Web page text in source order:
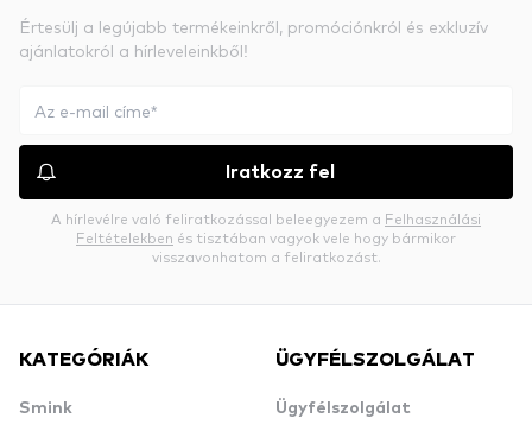
Értesülj a legújabb termékeinkről, promóciónkról és exkluzív
ajánlatokról a hírleveleinkből!
Iratkozz fel
A hírlevélre való feliratkozással beleegyezem a Felhasználási
Feltételekben és tisztában vagyok vele hogy bármikor
visszavonhatom a feliratkozást.
KATEGÓRIÁK
Smink
ÜGYFÉLSZOLGÁLAT
Ügyfélszolgálat